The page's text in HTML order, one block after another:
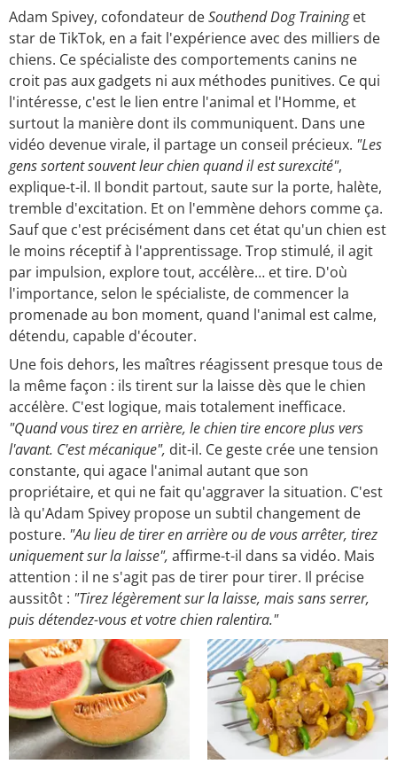
Adam Spivey, cofondateur deSouthend Dog Traininget
star de TikTok, en a fait l'expérience avec des milliers de
chiens. Ce spécialiste des comportements canins ne
croit pas aux gadgets ni aux méthodes punitives. Ce qui
l'intéresse, c'est le lien entre l'animal et l'Homme, et
surtout la manière dont ils communiquent. Dans une
vidéo devenue virale, il partage un conseil précieux. "Les
gens sortent souvent leur chien quand il est surexcité",
explique-t-il. Il bondit partout, saute sur la porte, halète,
tremble d'excitation. Et on l'emmène dehors comme ça.
Sauf que c'est précisément dans cet état qu'un chien est
le moins réceptif à l'apprentissage. Trop stimulé, il agit
par impulsion, explore tout, accélère… et tire. D'où
l'importance, selon le spécialiste, de commencer la
promenade au bon moment, quand l'animal est calme,
détendu, capable d'écouter.
Une fois dehors, les maîtres réagissent presque tous de
la même façon : ils tirent sur la laisse dès que le chien
accélère. C'est logique, mais totalement inefficace.
"Quand vous tirez en arrière, le chien tire encore plus vers
l'avant. C'est mécanique", dit-il. Ce geste crée une tension
constante, qui agace l'animal autant que son
propriétaire, et qui ne fait qu'aggraver la situation. C'est
là qu'Adam Spivey propose un subtil changement de
posture. "Au lieu de tirer en arrière ou de vous arrêter, tirez
uniquement sur la laisse", affirme-t-il dans sa vidéo. Mais
attention : il ne s'agit pas de tirer pour tirer. Il précise
aussitôt : "Tirez légèrement sur la laisse, mais sans serrer,
puis détendez-vous et votre chien ralentira."